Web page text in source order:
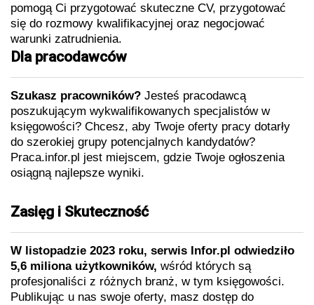
pomogą Ci przygotować skuteczne CV, przygotować
się do rozmowy kwalifikacyjnej oraz negocjować
warunki zatrudnienia.
Dla pracodawców
Szukasz pracowników? Jesteś pracodawcą
poszukującym wykwalifikowanych specjalistów w
księgowości? Chcesz, aby Twoje oferty pracy dotarły
do szerokiej grupy potencjalnych kandydatów?
Praca.infor.pl jest miejscem, gdzie Twoje ogłoszenia
osiągną najlepsze wyniki.
Zasięg i Skuteczność
W listopadzie 2023 roku, serwis Infor.pl odwiedziło
5,6 miliona użytkowników, wśród których są
profesjonaliści z różnych branż, w tym księgowości.
Publikując u nas swoje oferty, masz dostęp do